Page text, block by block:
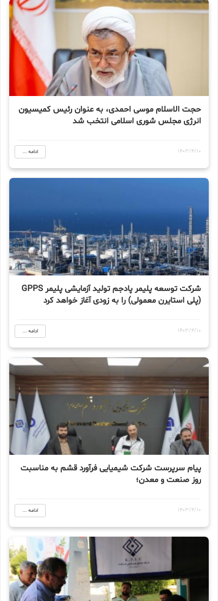
حجت الاسلام موسی احمدی، به عنوان رئیس کمیسیون
انرژی مجلس شوری اسلامی انتخب شد
1403/4/10 ادامه ...
شرکت توسعه پلیمر پادجم تولید آزمایشی پلیمر GPPS
(پلی استایرن معمولی) را به زودی آغاز خواهد کرد
1403/4/10 ادامه ...
پیام سرپرست شرکت شیمیایی فرآورد قشم به مناسبت
روز صنعت و معدن؛
1403/4/10 ادامه ...